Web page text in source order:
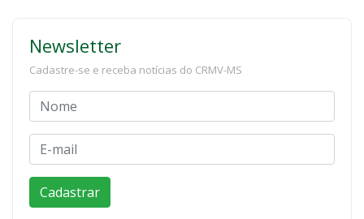
Newsletter
Cadastre-se e receba notícias do CRMV-MS